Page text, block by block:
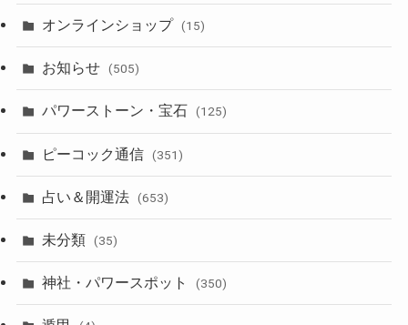
オンラインショップ (15)
お知らせ (505)
パワーストーン・宝石 (125)
ピーコック通信 (351)
占い＆開運法 (653)
未分類 (35)
神社・パワースポット (350)